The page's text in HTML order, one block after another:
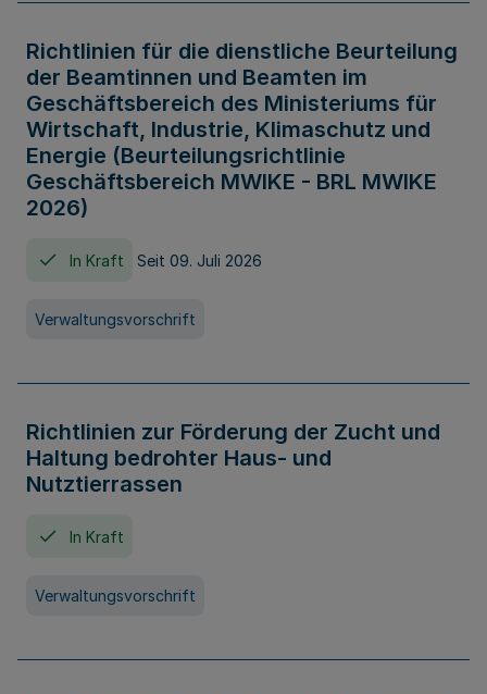
Richtlinien für die dienstliche Beurteilung
der Beamtinnen und Beamten im
Geschäftsbereich des Ministeriums für
Wirtschaft, Industrie, Klimaschutz und
Energie (Beurteilungsrichtlinie
Geschäftsbereich MWIKE - BRL MWIKE
2026)
In Kraft Seit 09. Juli 2026
Verwaltungsvorschrift
Richtlinien zur Förderung der Zucht und
Haltung bedrohter Haus- und
Nutztierrassen
In Kraft
Verwaltungsvorschrift